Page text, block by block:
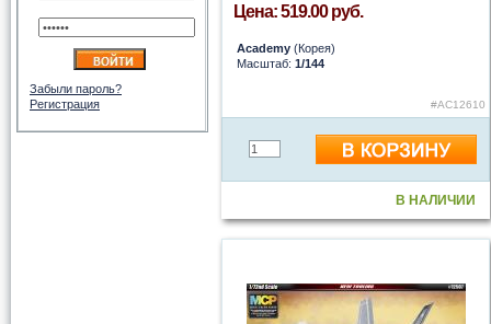
Цена: 519.00 руб.
Academy (Корея)
Масштаб: 1/144
#AC12610
В НАЛИЧИИ
Забыли пароль?
Регистрация